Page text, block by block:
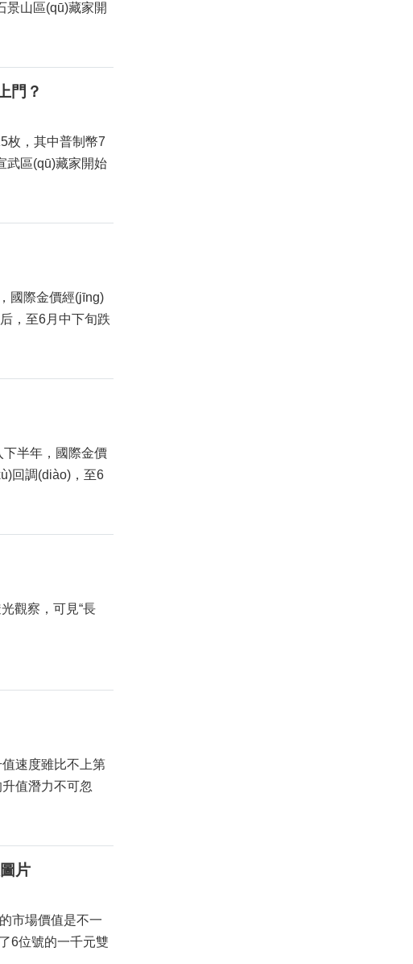
景山區(qū)藏家開
？
，其中普制幣7
宣武區(qū)藏家開始
，國際金價經(jīng)
，至6月中下旬跌
半年，國際金價
(diào)，至6
觀察，可見“長
值速度雖比不上第
升值潛力不可忽
片
市場價值是不一
了6位號的一千元雙